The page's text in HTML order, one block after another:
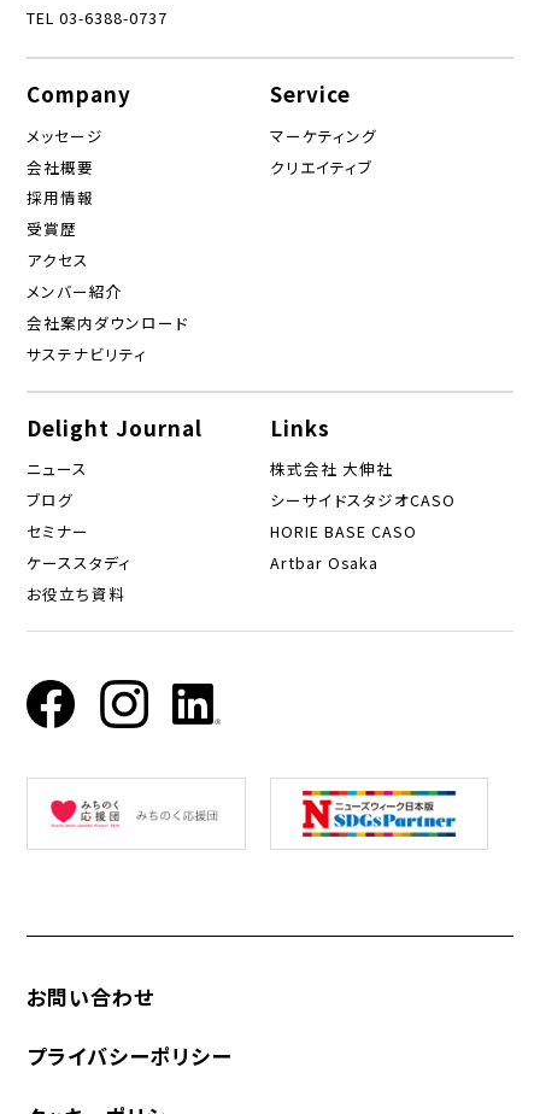
TEL 03-6388-0737
Company
メッセージ
会社概要
採用情報
受賞歴
アクセス
メンバー紹介
会社案内ダウンロード
サステナビリティ
Service
マーケティング
クリエイティブ
Delight Journal
ニュース
ブログ
セミナー
ケーススタディ
お役立ち資料
Links
株式会社 大伸社
シーサイドスタジオCASO
HORIE BASE CASO
Artbar Osaka
お問い合わせ
プライバシーポリシー